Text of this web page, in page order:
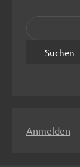
u
Anmelden